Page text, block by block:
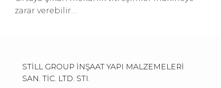
zarar verebilir…
STİLL GROUP İNŞAAT YAPI MALZEMELERİ
SAN. TİC. LTD. STI.